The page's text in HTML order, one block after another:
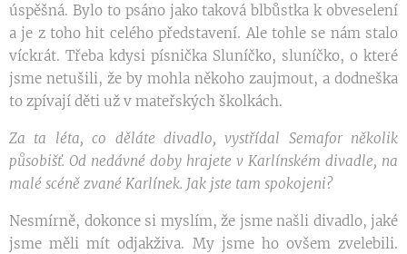
úspěšná. Bylo to psáno jako taková blbůstka k obveselení
a je z toho hit celého představení. Ale tohle se nám stalo
víckrát. Třeba kdysi písnička Sluníčko, sluníčko, o které
jsme netušili, že by mohla někoho zaujmout, a dodneška
to zpívají děti už v mateřských školkách.
Za ta léta, co děláte divadlo, vystřídal Semafor několik
působišť. Od nedávné doby hrajete v Karlínském divadle, na
malé scéně zvané Karlínek. Jak jste tam spokojeni?
Nesmírně, dokonce si myslím, že jsme našli divadlo, jaké
jsme měli mít odjakživa. My jsme ho ovšem zvelebili.